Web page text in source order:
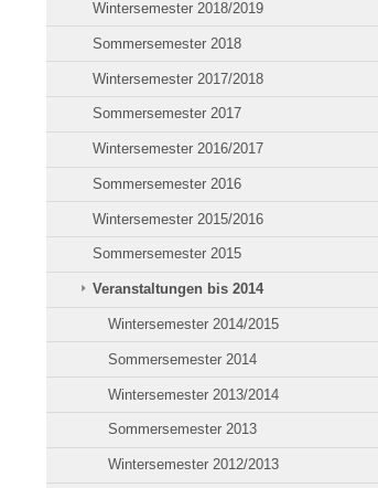
Wintersemester 2018/2019
Sommersemester 2018
Wintersemester 2017/2018
Sommersemester 2017
Wintersemester 2016/2017
Sommersemester 2016
Wintersemester 2015/2016
Sommersemester 2015
Veranstaltungen bis 2014
Wintersemester 2014/2015
Sommersemester 2014
Wintersemester 2013/2014
Sommersemester 2013
Wintersemester 2012/2013